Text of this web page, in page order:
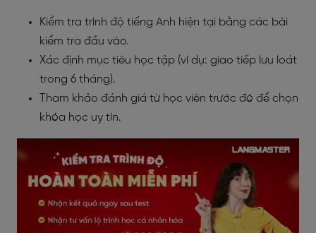
Kiểm tra trình độ tiếng Anh hiện tại bằng các bài
kiểm tra đầu vào.
Xác định mục tiêu học tập (ví dụ: giao tiếp lưu loát
trong 6 tháng).
Tham khảo đánh giá từ học viên trước đó để chọn
khóa học uy tín.